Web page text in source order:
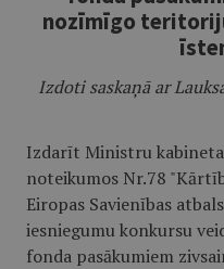
nozīmīgo
Izdoti saskaņā ar
Izdarīt Ministru kabineta
noteikumos Nr.78
Eiropas Savienības
iesniegumu konkursu
fonda pasākumiem